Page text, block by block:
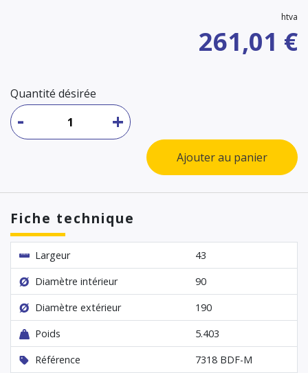
htva
261,01 €
Quantité désirée
+
-
Ajouter au panier
Fiche technique
Largeur
43
Diamètre intérieur
90
Diamètre extérieur
190
Poids
5.403
Référence
7318 BDF-M